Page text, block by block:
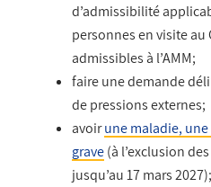
d’admissibilité
personnes en visite au
admissibles à l’AMM;
faire une demande
de pressions externes;
avoirune maladie,
grave(à l’exclusion
jusqu’au 17 mars 2027);